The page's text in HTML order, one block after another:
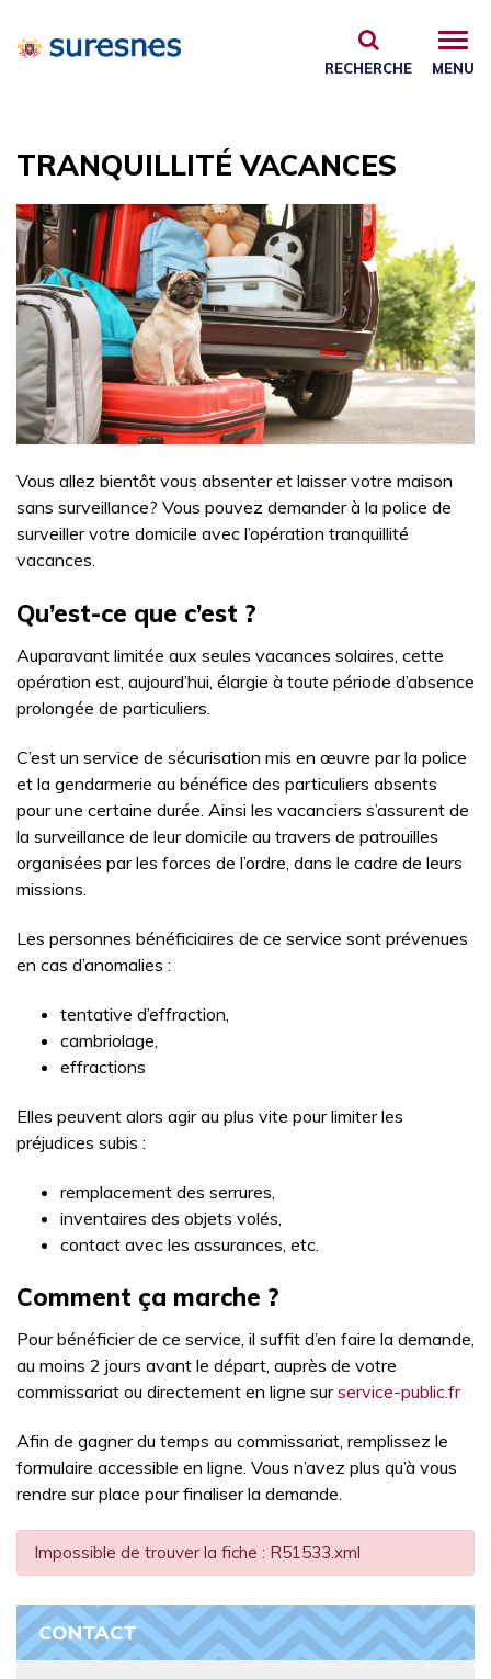
MENU
RECHERCHE
TRANQUILLITÉ VACANCES
Vous allez bientôt vous absenter et laisser votre maison
sans surveillance? Vous pouvez demander à la police de
surveiller votre domicile avec l’opération tranquillité
vacances.
Qu’est-ce que c’est ?
Auparavant limitée aux seules vacances solaires, cette
opération est, aujourd’hui, élargie à toute période d’absence
prolongée de particuliers.
C’est un service de sécurisation mis en œuvre par la police
et la gendarmerie au bénéfice des particuliers absents
pour une certaine durée. Ainsi les vacanciers s’assurent de
la surveillance de leur domicile au travers de patrouilles
organisées par les forces de l’ordre, dans le cadre de leurs
missions.
Les personnes bénéficiaires de ce service sont prévenues
en cas d’anomalies :
tentative d’effraction,
cambriolage,
effractions
Elles peuvent alors agir au plus vite pour limiter les
préjudices subis :
remplacement des serrures,
inventaires des objets volés,
contact avec les assurances, etc.
Comment ça marche ?
Pour bénéficier de ce service, il suffit d’en faire la demande,
au moins 2 jours avant le départ, auprès de votre
commissariat ou directement en ligne surservice-public.fr
Afin de gagner du temps au commissariat, remplissez le
formulaire accessible en ligne. Vous n’avez plus qu’à vous
rendre sur place pour finaliser la demande.
Impossible de trouver la fiche : R51533.xml
CONTACT